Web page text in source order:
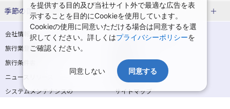
青森旅行・ツアー
岩手旅行・ツアー
宮城旅行・ツアー
秋田旅行・ツアー
山形旅行・ツアー
福島旅行・ツアー
関東
東京旅行・ツアー
神奈川旅行・ツアー
仙台旅行
那須旅行
日光旅行
小笠原旅行
大島旅行
湯の川温泉(北海道)
定山渓温泉(北海道)
十勝川温泉(北海道)
阿寒湖温泉(北海道)
洞爺湖温泉(北海道)
層雲峡温泉(北海道)
知床温泉(北海道)
一人旅 国内版
家族・子連れ旅行 国内版
カップル・夫婦旅行 国内版
女子旅 国内版
卒業旅行・学生旅行 国内版
季節の国内旅行特集
桜・お花見特集
ゴールデンウィーク（GW）の国内
旅行
夏休み・お盆の国内旅行
7月の国内旅行
8月の国内旅行
9月の国内旅行
10月の国内旅行
11月の国内旅行
会社情報
プライバシーポリシー
旅行業登録票・約款
旅行条件書
商標について
ニュースリリース
採用情報
システムメンテナンスの
サイトマップ
を提供する目的及び当社サイト外で最適な広告を表
示することを目的にCookieを使用しています。
Cookieの使用に同意いただける場合は同意するを選
択してください。詳しくはプライバシーポリシーを
ご確認ください。
同意しない 同意する